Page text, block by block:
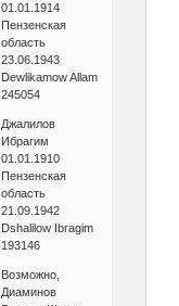
01.01.1914
Пензенская
область
23.06.1943
Dewlikamow Allam
245054
Джалилов
Ибрагим
01.01.1910
Пензенская
область
21.09.1942
Dshalilow Ibragim
193146
Возможно,
Диаминов